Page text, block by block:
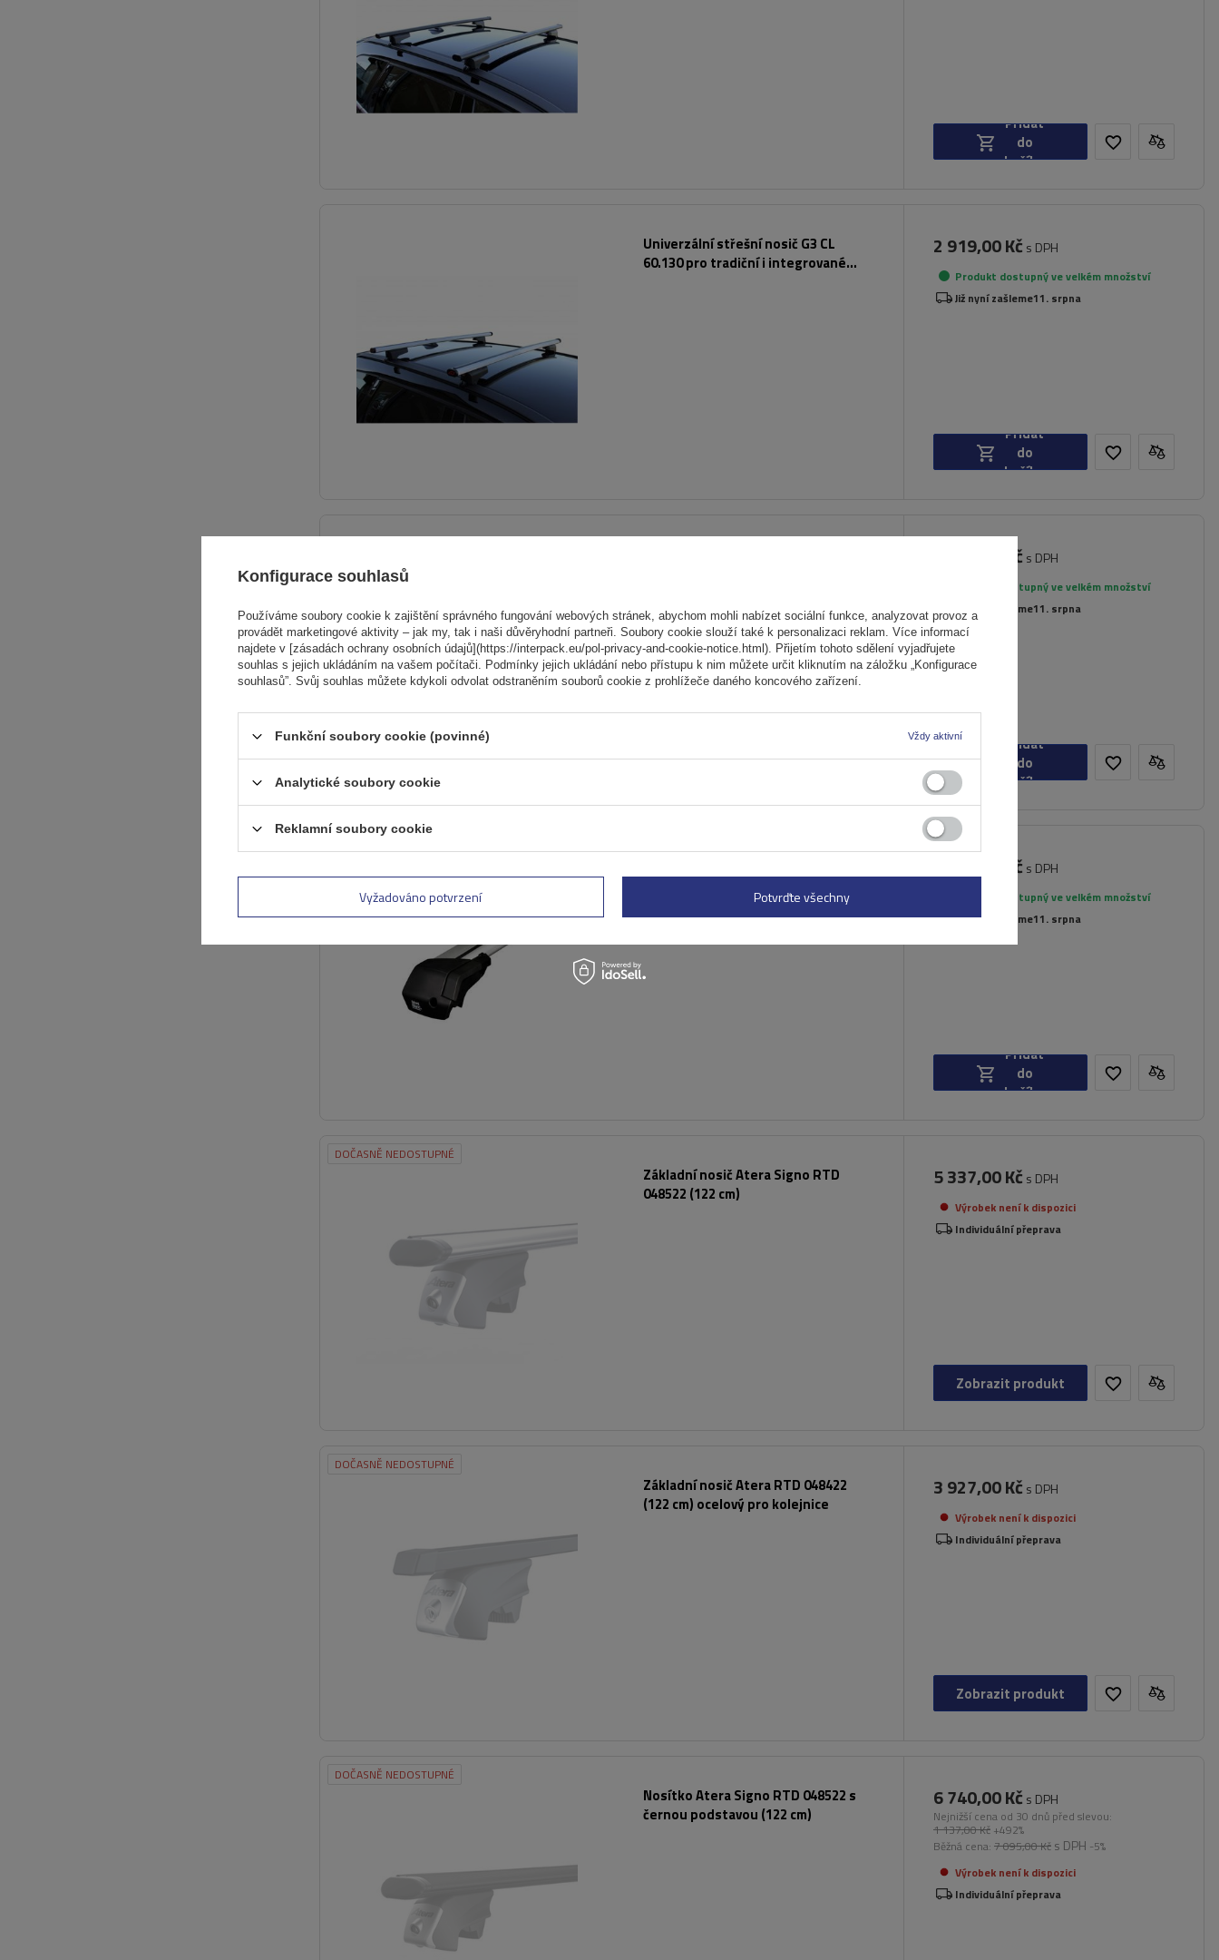
Přidat
do
košíku
Univerzální střešní nosič G3 CL
60.130 pro tradiční i integrované
2 919,00 Kč s DPH
Produkt dostupný ve velkém množství
Již nyní zašleme11. srpna
Přidat
do
košíku
3 869,00 Kč s DPH
Produkt dostupný ve velkém množství
Již nyní zašleme11. srpna
Přidat
do
košíku
6606 + nohy 7505
8 204,00 Kč s DPH
Produkt dostupný ve velkém množství
Již nyní zašleme11. srpna
Přidat
do
košíku
DOČASNĚ NEDOSTUPNÉ
Základní nosič Atera Signo RTD
048522 (122 cm)
5 337,00 Kč s DPH
Výrobek není k dispozici
Individuální přeprava
Zobrazit produkt
DOČASNĚ NEDOSTUPNÉ
Základní nosič Atera RTD 048422
(122 cm) ocelový pro kolejnice
3 927,00 Kč s DPH
Výrobek není k dispozici
Individuální přeprava
Zobrazit produkt
DOČASNĚ NEDOSTUPNÉ
Nosítko Atera Signo RTD 048522 s
černou podstavou (122 cm)
6 740,00 Kč s DPH
Nejnižší cena od 30 dnů před slevou:
1 137,00 Kč +492%
Běžná cena: 7 095,00 Kč s DPH -5%
Výrobek není k dispozici
Individuální přeprava
Konfigurace souhlasů
Používáme soubory cookie k zajištění správného fungování webových stránek, abychom mohli nabízet sociální funkce, analyzovat provoz a
provádět marketingové aktivity – jak my, tak i naši důvěryhodní partneři. Soubory cookie slouží také k personalizaci reklam. Více informací
najdete v [zásadách ochrany osobních údajů](https://interpack.eu/pol-privacy-and-cookie-notice.html). Přijetím tohoto sdělení vyjadřujete
souhlas s jejich ukládáním na vašem počítači. Podmínky jejich ukládání nebo přístupu k nim můžete určit kliknutím na záložku „Konfigurace
souhlasů”. Svůj souhlas můžete kdykoli odvolat odstraněním souborů cookie z prohlížeče daného koncového zařízení.
Funkční soubory cookie (povinné) Vždy aktivní
Analytické soubory cookie
Reklamní soubory cookie
Vyžadováno potvrzení Potvrďte všechny